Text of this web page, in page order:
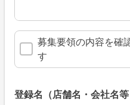
募集要領の内容を確
す
登録名（店舗名・会社名等